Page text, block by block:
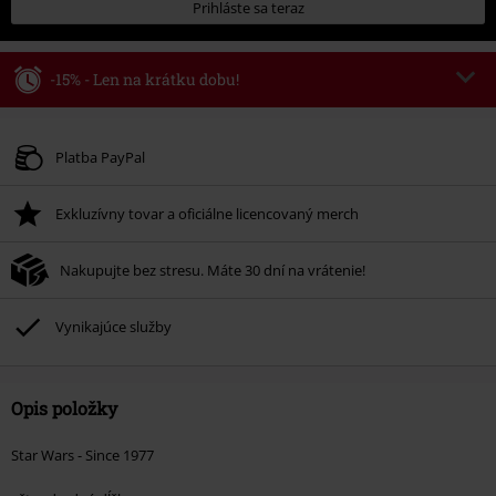
Prihláste sa teraz
-15% - Len na krátku dobu!
Platné do 8/9/26
Po zadaní kódu v košíku, sa zľava uplatní automaticky.
Nemožno kombinovať s inými akciovými kódmi. Zľava sa nevzťahuje na:
knihy, médiá, vstupenky, Rammstein, (Till) Lindemann, Böhse Onkelz,
ktorých kúpou podporíte nadáciu.
Platba PayPal
Exkluzívny tovar a oficiálne licencovaný merch
Nakupujte bez stresu. Máte 30 dní na vrátenie!
Vynikajúce služby
Opis položky
Star Wars - Since 1977